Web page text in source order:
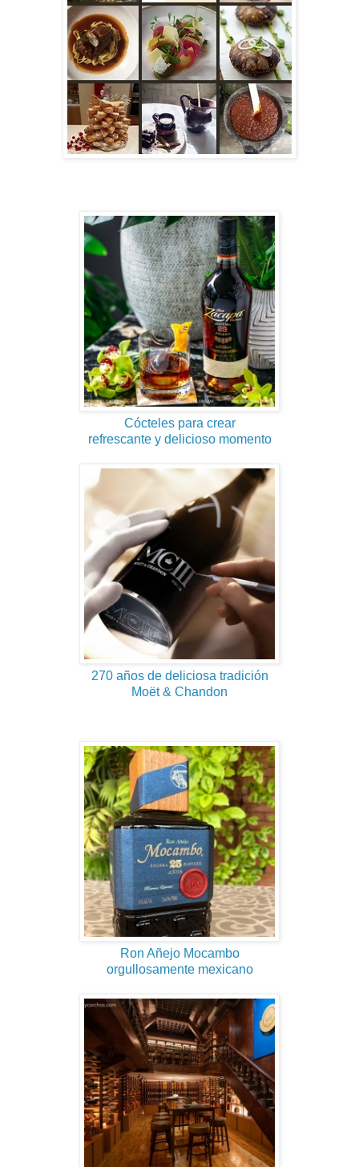
Cócteles para crear
refrescante y delicioso momento
270 años de deliciosa tradición
Moët & Chandon
Ron Añejo Mocambo
orgullosamente mexicano